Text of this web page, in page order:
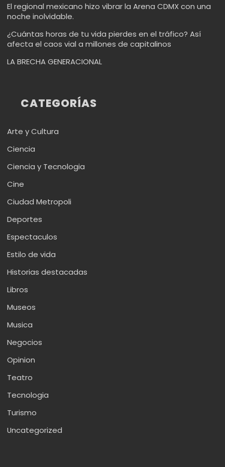
El regional mexicano hizo vibrar la Arena CDMX con una
noche inolvidable.
¿Cuántas horas de tu vida pierdes en el tráfico? Así
afecta el caos vial a millones de capitalinos
LA BRECHA GENERACIONAL
CATEGORÍAS
Arte y Cultura
Ciencia
Ciencia y Tecnologia
Cine
Ciudad Metropoli
Deportes
Espectaculos
Estilo de vida
Historias destacadas
Libros
Museos
Musica
Negocios
Opinion
Teatro
Tecnologia
Turismo
Uncategorized